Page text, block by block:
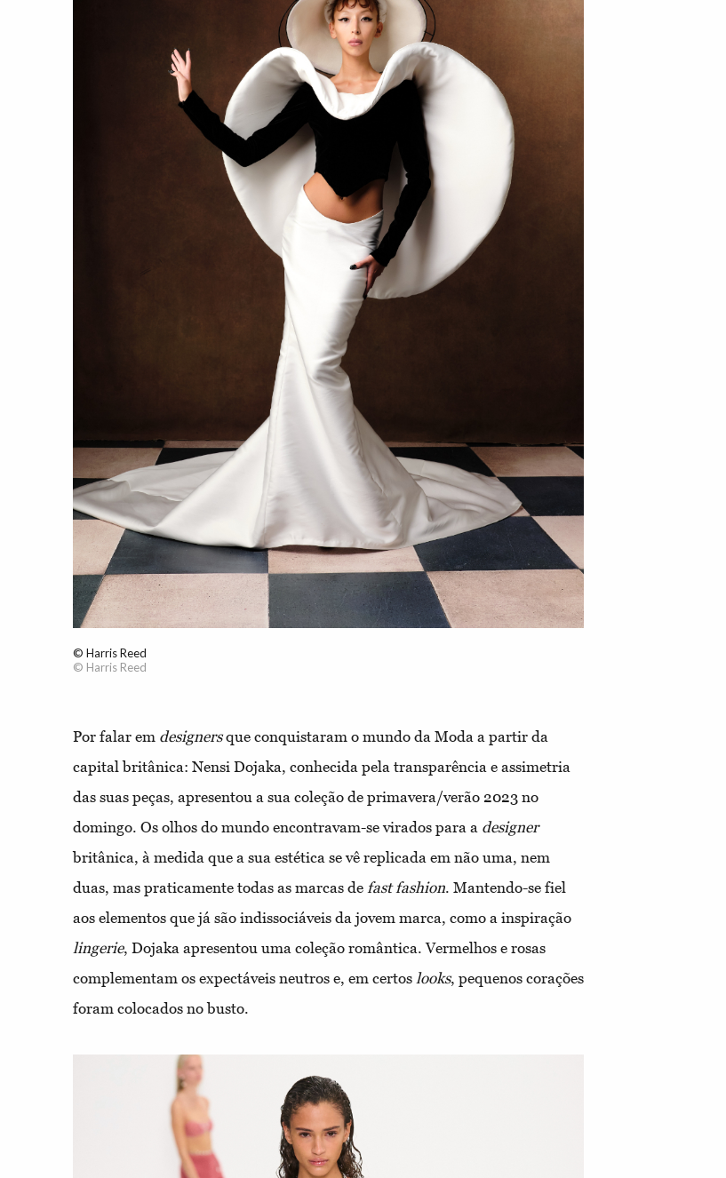
© Harris Reed
© Harris Reed
Por falar em designersque conquistaram o mundo da Moda a partir da
capital britânica: Nensi Dojaka, conhecida pela transparência e assimetria
das suas peças, apresentou a sua coleção de primavera/verão 2023 no
domingo. Os olhos do mundo encontravam-se virados para a designer
britânica, à medida que a sua estética se vê replicada em não uma, nem
duas, mas praticamente todas as marcas de fast fashion. Mantendo-se fiel
aos elementos que já são indissociáveis da jovem marca, como a inspiração
lingerie, Dojaka apresentou uma coleção romântica. Vermelhos e rosas
complementam os expectáveis neutros e, em certos looks, pequenos corações
foram colocados no busto.